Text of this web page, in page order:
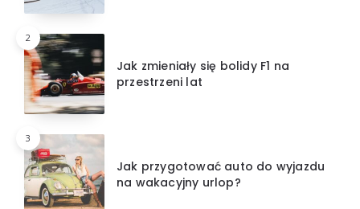
2
Jak zmieniały się bolidy F1 na
przestrzeni lat
3
Jak przygotować auto do wyjazdu
na wakacyjny urlop?